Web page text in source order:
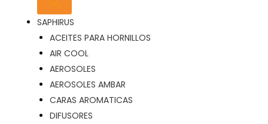
SAPHIRUS
ACEITES PARA HORNILLOS
AIR COOL
AEROSOLES
AEROSOLES AMBAR
CARAS AROMATICAS
DIFUSORES